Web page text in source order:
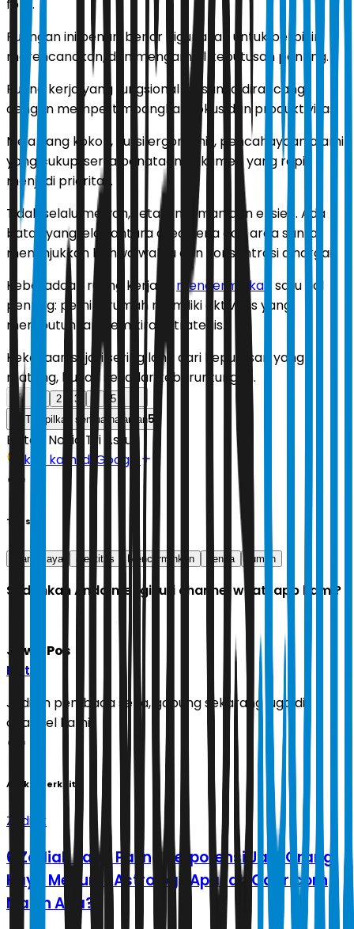
foto.
Ruangan ini benar-benar digunakan untuk berpikir,
merencanakan, dan mengambil keputusan penting.
Ruang kerja yang fungsional biasanya dirancang
dengan mempertimbangkan fokus dan produktivitas.
Meja yang kokoh, kursi ergonomis, pencahayaan alami
yang cukup, serta penataan dokumen yang rapi
menjadi prioritas.
Tidak selalu mewah, tetapi nyaman dan efisien. Ada
batas yang jelas antara area kerja dan area santai,
menunjukkan bahwa waktu dan konsentrasi dihargai.
Keberadaan ruang kerja ini mencerminkan
satu hal
penting: pemilik rumah memiliki aktivitas yang
membutuhkan pemikiran strategis.
Kekayaan sejati sering lahir dari keputusan yang
matang, bukan sekadar keberuntungan.
2 3
5
Tampilkan semua halaman5
Editor: Novia Tri Astuti
Ikuti kami di Google
Tags
orang kaya identitas Mencerminkan benda rumah
Sudahkah Anda mengikuti channel whatsapp kami?
Jawa Pos
Ikuti
Jadilah pembaca setia, gabung sekarang juga di
channel kami!
Artikel Terkait
Zodiak
6 Zodiak yang Paling Berpotensi Jadi Orang
Kaya Menurut Astrologi, Apakah Capricorn
Masih Ada?